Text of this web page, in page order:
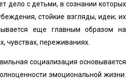
дело с детьми, в сознании которых
стойкие взгляды, идеи; их
еще главным образом на
чувствах, переживаниях.
социализация основывается
эмоциональной жизни.